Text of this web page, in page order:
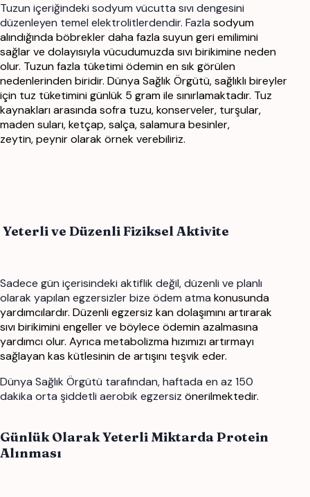
Tuzun içeriğindeki sodyum vücutta sıvı dengesini
düzenleyen temel elektrolitlerdendir. Fazla sodyum
alındığında böbrekler daha fazla suyun geri emilimini
sağlar ve dolayısıyla vücudumuzdasıvı birikimine neden
olur. Tuzun fazla tüketimi ödemin en sık görülen
nedenlerinden biridir. DünyaSağlık Örgütü, sağlıklı bireyler
için tuz tüketimini günlük 5 gram ile sınırlamaktadır. Tuz
kaynaklarıarasında sofra tuzu, konserveler, turşular,
maden suları, ketçap, salça, salamura besinler,
zeytin,peynir olarak örnek verebiliriz.
Yeterli ve Düzenli Fiziksel Aktivite
Sadece gün içerisindeki aktiflik değil, düzenli ve planlı
olarak yapılan egzersizler bize ödem atma konusunda
yardımcılardır. Düzenli egzersiz kan dolaşımını artırarak
sıvı birikimini engeller ve böylece ödemin azalmasına
yardımcı olur. Ayrıca metabolizma hızımızı artırmayı
sağlayan kas kütlesinin de artışını teşvik eder.
Dünya Sağlık Örgütü tarafından, haftada en az 150
dakika orta şiddetli aerobik egzersiz önerilmektedir.
Günlük Olarak Yeterli Miktarda Protein
Alınması